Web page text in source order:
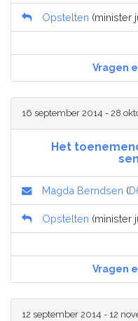
Opstelten (minister
Vragen
16 september 2014 - 28
Het
Magda Berndsen (
Opstelten (minister
Vragen
12 september 2014 - 12